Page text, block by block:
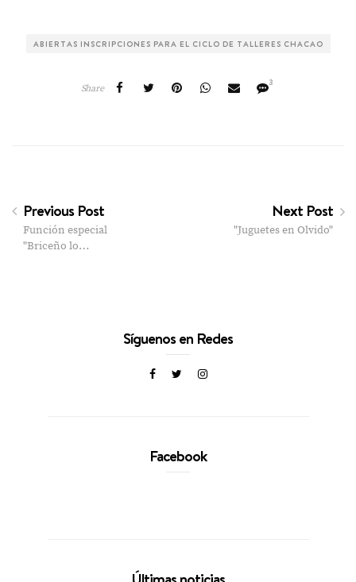
ABIERTAS INSCRIPCIONES PARA EL CICLO DE TALLERES CHACAO
Share
3
Previous Post
Función especial
"Briceño lo…
Next Post
"Juguetes en Olvido"
Síguenos en Redes
Facebook